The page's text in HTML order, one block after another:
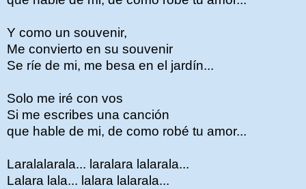
Y como un souvenir,
Me convierto en su souvenir
Se ríe de mi, me besa en el jardín...
Solo me iré con vos
Si me escribes una canción
que hable de mi, de como robé tu amor...
Laralalarala... laralara lalarala...
Lalara lala... lalara lalarala...